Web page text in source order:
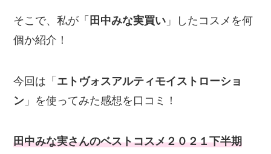
そこで、私が「 田中みな実買い 」したコスメを何
個か紹介！
今回は「 エトヴォスアルティモイストローショ
ン 」を使ってみた感想を口コミ！
田中みな実さんのベストコスメ２０２１下半期